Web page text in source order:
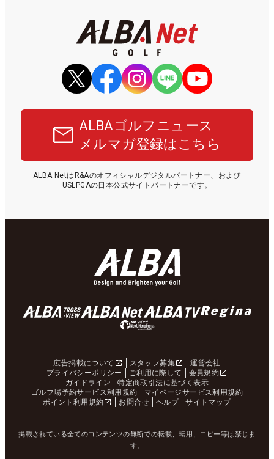
ALBAゴルフニュース
メルマガ登録はこちら
ALBA NetはR&Aのオフィシャルデジタルパートナー、および
USLPGAの日本公式サイトパートナーです。
広告掲載について スタッフ募集
運営会社
プライバシーポリシー
ご利用に際して
会員規約
ガイドライン
特定商取引法に基づく表示
ゴルフ場予約サービス利用規約
マイページサービス利用規約
ポイント利用規約
お問合せ ヘルプ サイトマップ
掲載されている全てのコンテンツの無断での転載、転用、コピー等は禁じま
す。